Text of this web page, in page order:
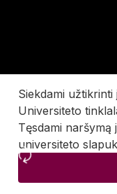
Siekdami
Universiteto
Tęsdami naršymą
universiteto